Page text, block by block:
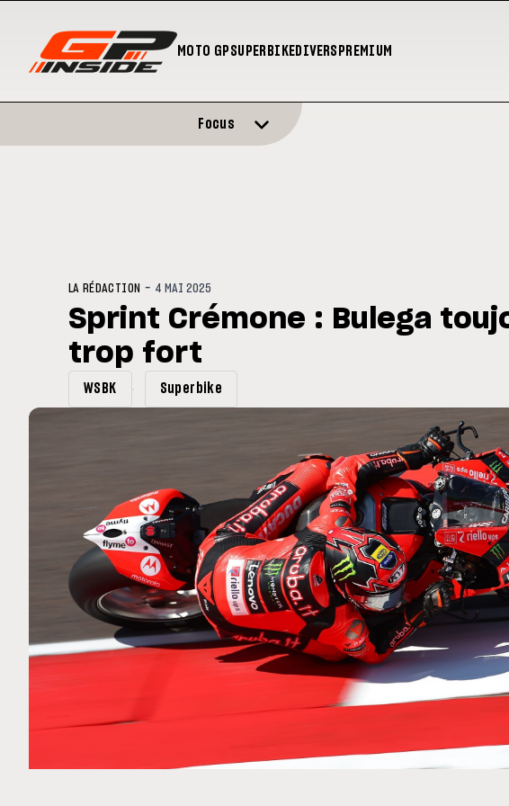
MOTO GPSUPERBIKEDIVERS PREMIUM
Zarco évite l'opération et vise un retour en
Focus
LA RÉDACTION - 4 MAI 2025
Sprint Crémone : Bulega
trop fort
WSBK Superbike